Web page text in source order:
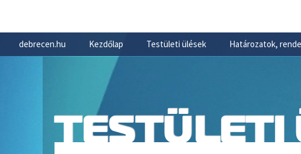
debrecen.hu Kezdőlap Testületi ülések Határozatok,
TESTÜLETI